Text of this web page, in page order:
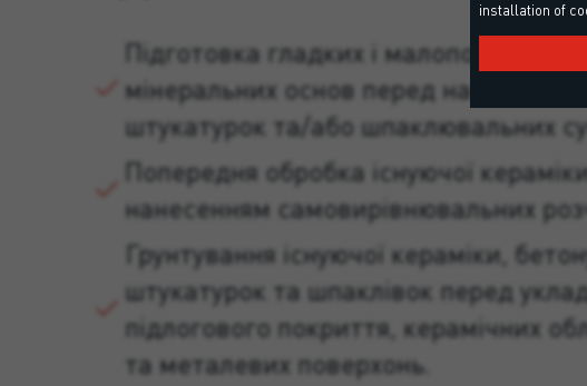
Підготовка гладких і
мінеральних основ перед нанесенням
штукатурок та/або шпаклювальних
Попередня обробка існуючої
нанесенням самовирівнювальних
Грунтування існуючої кераміки,
штукатурок та шпаклівок перед
підлогового покриття, керамічних
та металевих поверхонь.
installation of